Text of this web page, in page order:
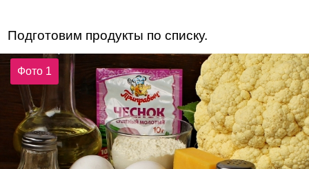
Подготовим продукты по списку.
Фото 1